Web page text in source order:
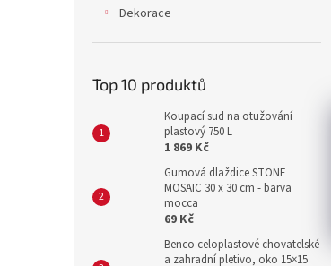
Dekorace
Top 10 produktů
Koupací sud na otužování
plastový 750 L
1 869 Kč
Gumová dlaždice STONE
MOSAIC 30 x 30 cm - barva
mocca
69 Kč
Benco celoplastové chovatelské
a zahradní pletivo, oko 15×15